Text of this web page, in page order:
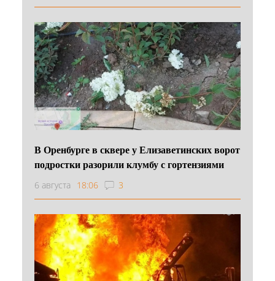
В Оренбурге в сквере у Елизаветинских ворот
подростки разорили клумбу с гортензиями
6 августа 18:06 3